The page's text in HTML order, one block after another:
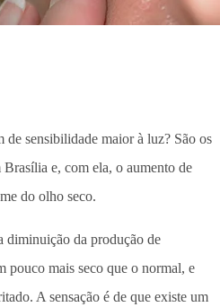
de sensibilidade maior à luz? São os
Brasília e, com ela, o aumento de
do olho seco.
diminuição da produção de
pouco mais seco que o normal, e
A sensação é de que existe um